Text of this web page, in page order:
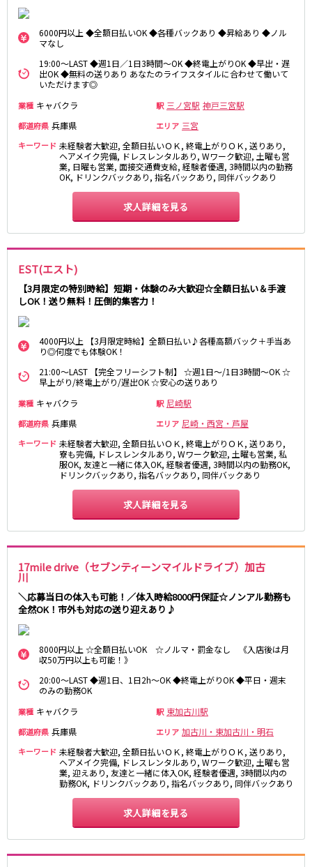
6000円以上 ◆全額日払いOK ◆各種バックあり ◆昇給あり ◆ノル
マなし
19:00～LAST ◆週1日／1日3時間～OK ◆終電上がりOK ◆早出・遅
出OK ◆無料の送りあり あなたのライフスタイルに合わせて働いて
いただけます◎
業種 キャバクラ 駅 三ノ宮駅 神戸三宮駅
都道府県 兵庫県 エリア 三宮
キーワード 未経験者大歓迎, 全額日払いＯＫ, 終電上がりＯＫ, 送りあり,
ヘアメイク完備, ドレスレンタルあり, Wワーク歓迎, 土曜も営
業, 日曜も営業, 面接交通費支給, 経験者優遇, 3時間以内の勤務
OK, ドリンクバックあり, 指名バックあり, 同伴バックあり
求人詳細を見る
EST(エスト)
【3月限定の特別時給】短期・体験のみ大歓迎☆全額日払い＆手渡
しOK！送り無料！圧倒的集客力！
4000円以上 【3月限定時給】全額日払い♪各種高額バック＋手当あ
り◎何度でも体験OK！
21:00～LAST 【完全フリーシフト制】 ☆週1日～/1日3時間～OK ☆
早上がり/終電上がり/遅出OK ☆安心の送りあり
業種 キャバクラ 駅 尼崎駅
都道府県 兵庫県 エリア 尼崎・西宮・芦屋
キーワード 未経験者大歓迎, 全額日払いＯＫ, 終電上がりＯＫ, 送りあり,
寮も完備, ドレスレンタルあり, Wワーク歓迎, 土曜も営業, 私
服OK, 友達と一緒に体入OK, 経験者優遇, 3時間以内の勤務OK,
ドリンクバックあり, 指名バックあり, 同伴バックあり
求人詳細を見る
17mile drive（セブンティーンマイルドライブ）加古
川
＼応募当日の体入も可能！／体入時給8000円保証☆ノンアル勤務も
全然OK！市外も対応の送り迎えあり♪
8000円以上 ☆全額日払いOK ☆ノルマ・罰金なし 《入店後は月
収50万円以上も可能！》
20:00～LAST ◆週1日、1日2h～OK ◆終電上がりOK ◆平日・週末
のみの勤務OK
業種 キャバクラ 駅 東加古川駅
都道府県 兵庫県 エリア 加古川・東加古川・明石
キーワード 未経験者大歓迎, 全額日払いＯＫ, 終電上がりＯＫ, 送りあり,
ヘアメイク完備, ドレスレンタルあり, Wワーク歓迎, 土曜も営
業, 迎えあり, 友達と一緒に体入OK, 経験者優遇, 3時間以内の
勤務OK, ドリンクバックあり, 指名バックあり, 同伴バックあり
求人詳細を見る
なんば駅 西梅田駅
尼崎駅 九条駅
JR関西本線(大和路線)(加茂～ＪＲ難波)
近鉄奈良線
布施駅
JR紀勢本線(和歌山～和歌山市)
JR阪和線(天王寺～和歌山)
JR桜井線
奈良駅 畝傍駅
南海本線
泉大津駅
JR和歌山線
Osaka Metro長堀鶴見緑地線
心斎橋駅
京橋駅
長堀橋駅
阪堺電軌阪堺線
大小路駅
花田口駅
宿院駅
京阪交野線
枚方市駅
神戸市営地下鉄山手線
三宮駅